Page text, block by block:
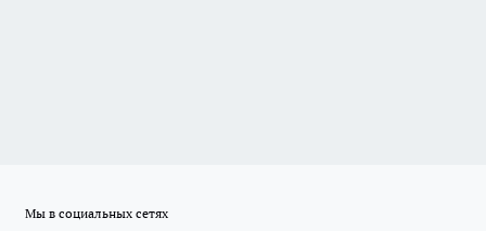
Мы в социальных сетях